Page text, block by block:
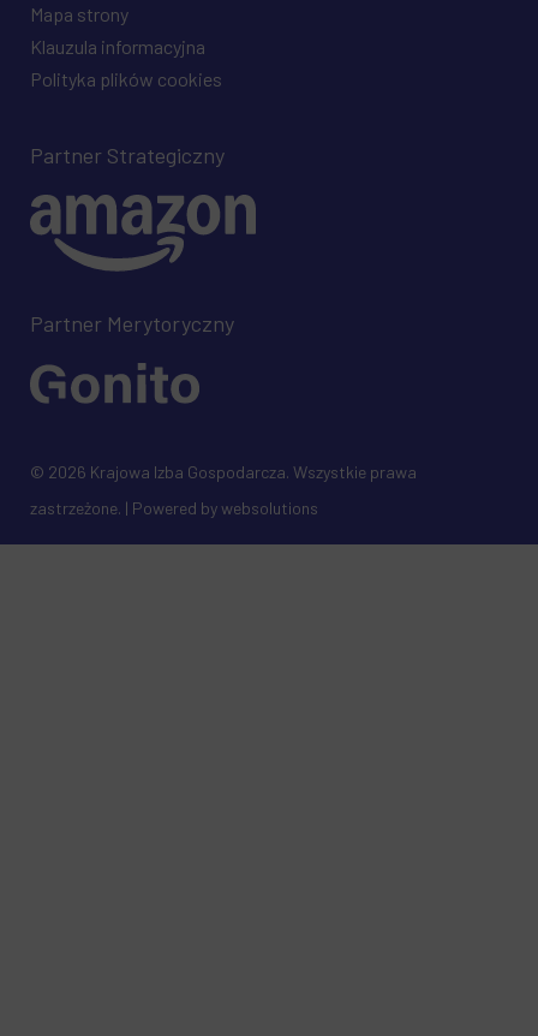
Mapa strony
Klauzula informacyjna
Polityka plików cookies
Partner Strategiczny
Partner Merytoryczny
© 2026 Krajowa Izba Gospodarcza. Wszystkie prawa
zastrzeżone. | Powered bywebsolutions